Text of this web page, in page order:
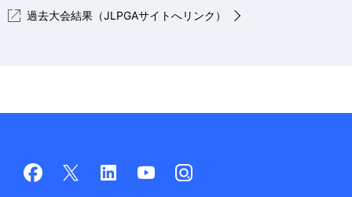
過去大会結果（JLPGAサイトへリンク）